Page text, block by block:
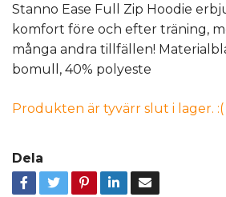
Stanno Ease Full Zip Hoodie
komfort före och efter träning,
många andra tillfällen!
bomull, 40% polyeste
Produkten är tyvärr slut i lager. :(
Dela